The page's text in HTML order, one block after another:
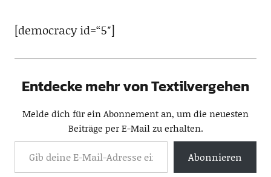
[democracy id=“5″]
Entdecke mehr von Textilvergehen
Melde dich für ein Abonnement an, um die neuesten
Beiträge per E-Mail zu erhalten.
Abonnieren